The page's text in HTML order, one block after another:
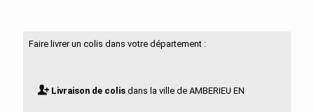
Faire livrer un colis dans votre département :
Livraison de colisdans la ville de AMBERIEU EN